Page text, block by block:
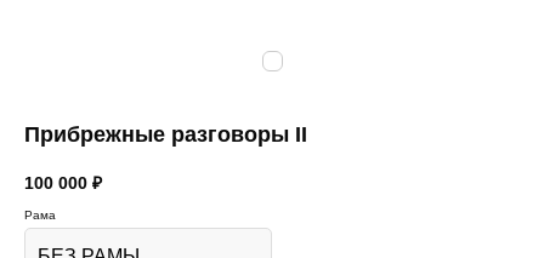
Прибрежные разговоры II
100 000 ₽
Рама